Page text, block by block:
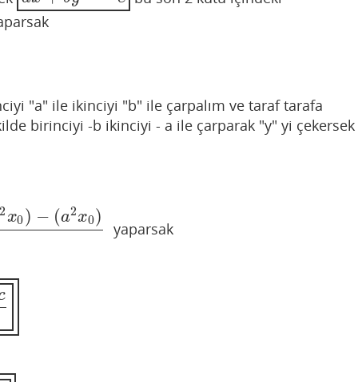
"a" ile ikinciyi "b" ile çarpalım ve taraf tarafa
birinciyi -b ikinciyi - a ile çarparak "y" yi çekersek
2x0 ) − (a2x0)
a2+b2 yaparsak